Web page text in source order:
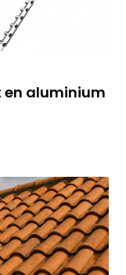
en aluminium